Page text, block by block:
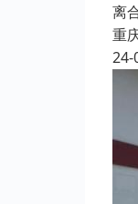
离
重
24-